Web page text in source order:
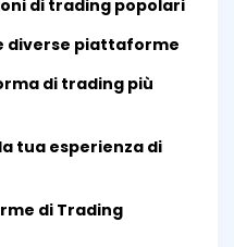
di trading popolari
diverse piattaforme
di trading più
tua esperienza di
di Trading